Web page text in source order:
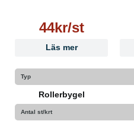
44kr/st
Läs mer
Typ
Rollerbygel
Antal st/krt